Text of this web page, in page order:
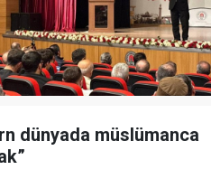
dünyada müslümanca